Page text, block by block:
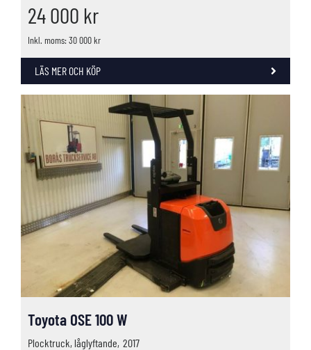
24 000 kr
Inkl. moms: 30 000 kr
LÄS MER OCH KÖP
Toyota OSE 100 W
Plocktruck, låglyftande, 2017